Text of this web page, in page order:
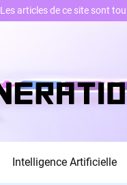
Intelligence Artificielle
Les articles de ce site sont